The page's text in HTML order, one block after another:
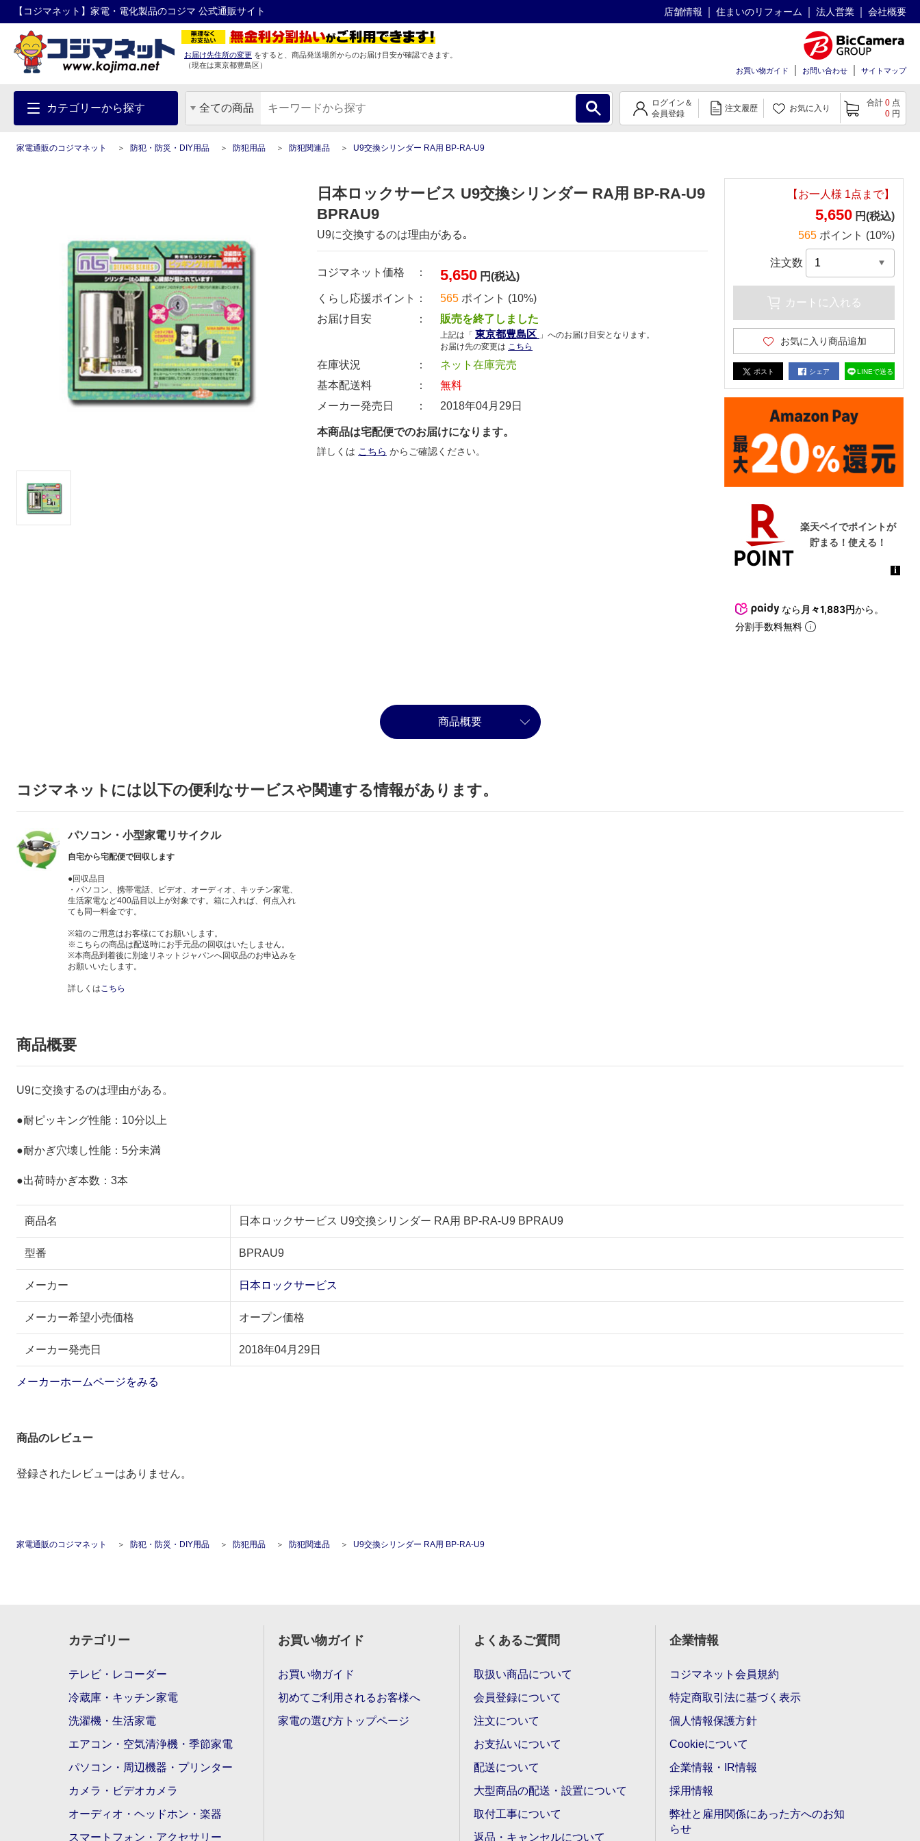
【コジマネット】家電・電化製品のコジマ 公式通販サイト 店舗情報 住まいのリフォーム 法人営業 会社概要
お届け先住所の変更 をすると、商品発送場所からのお届け目安が確認できます。
（現在は東京都豊島区）
お買い物ガイド お問い合わせ サイトマップ
カテゴリーから探す 全ての商品
ログイン＆
会員登録
注文履歴 お気に入り
合計 0 点
0 円
家電通販のコジマネット 防犯・防災・DIY用品 防犯用品 防犯関連品 U9交換シリンダー RA用 BP-RA-U9
日本ロックサービス U9交換シリンダー RA用 BP-RA-U9
BPRAU9
U9に交換するのは理由がある｡
コジマネット価格 ： 5,650 円(税込)
くらし応援ポイント：
565 ポイント (10%)
お届け目安 ：
販売を終了しました
上記は「 東京都豊島区 」へのお届け目安となります。
お届け先の変更は こちら
在庫状況 ：
ネット在庫完売
基本配送料 ：
無料
メーカー発売日 ：
2018年04月29日
本商品は宅配便でのお届けになります。
詳しくは こちら からご確認ください。
【お一人様 1点まで】
5,650 円(税込)
565 ポイント (10%)
注文数
カートに入れる
お気に入り商品追加
ポスト シェア LINEで送る
なら 月々1,883円から。
分割手数料無料
商品概要
コジマネットには以下の便利なサービスや関連する情報があります。
パソコン・小型家電リサイクル
自宅から宅配便で回収します
●回収品目
・パソコン、携帯電話、ビデオ、オーディオ、キッチン家電、
生活家電など400品目以上が対象です。箱に入れば、何点入れ
ても同一料金です。
※箱のご用意はお客様にてお願いします。
※こちらの商品は配送時にお手元品の回収はいたしません。
※本商品到着後に別途リネットジャパンへ回収品のお申込みを
お願いいたします。
詳しくはこちら
商品概要
U9に交換するのは理由がある。
●耐ピッキング性能：10分以上
●耐かぎ穴壊し性能：5分未満
●出荷時かぎ本数：3本
商品名 日本ロックサービス U9交換シリンダー RA用 BP-RA-U9 BPRAU9
型番 BPRAU9
メーカー 日本ロックサービス
メーカー希望小売価格 オープン価格
メーカー発売日 2018年04月29日
メーカーホームページをみる
商品のレビュー
登録されたレビューはありません。
家電通販のコジマネット 防犯・防災・DIY用品 防犯用品 防犯関連品 U9交換シリンダー RA用 BP-RA-U9
カテゴリー
テレビ・レコーダー
冷蔵庫・キッチン家電
洗濯機・生活家電
エアコン・空気清浄機・季節家電
パソコン・周辺機器・プリンター
カメラ・ビデオカメラ
オーディオ・ヘッドホン・楽器
スマートフォン・アクセサリー
お買い物ガイド
お買い物ガイド
初めてご利用されるお客様へ
家電の選び方トップページ
よくあるご質問
取扱い商品について
会員登録について
注文について
お支払いについて
配送について
大型商品の配送・設置について
取付工事について
返品・キャンセルについて
企業情報
コジマネット会員規約
特定商取引法に基づく表示
個人情報保護方針
Cookieについて
企業情報・IR情報
採用情報
弊社と雇用関係にあった方へのお知
らせ